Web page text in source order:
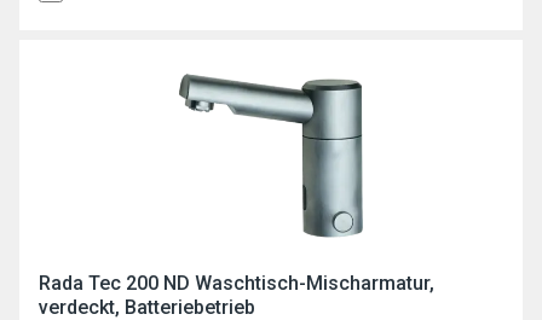
Rada Tec 200 ND Waschtisch-Mischarmatur,
verdeckt, Batteriebetrieb